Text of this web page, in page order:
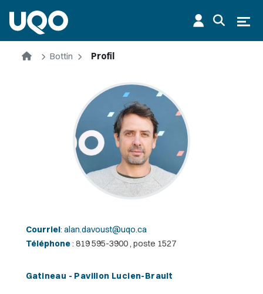
AccueilBottin Profil
Courriel: alan.davoust@uqo.ca
Téléphone: 819 595-3900 , poste 1527
Gatineau - Pavillon Lucien-Brault